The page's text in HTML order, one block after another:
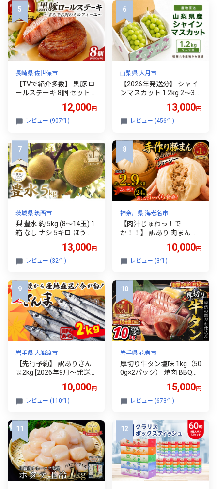
だら 鱈 タラ 魚 西京焼き
西京漬 西京やき 冷凍 厳選
鮮魚 漬け魚 漬魚 新鮮 小分
け 人気返礼品 おかず おつ
まみ お酒のあて 家計応援
10000円 魚喜 神奈川 湘南
藤沢
長崎県 佐世保市
【TVで紹介多数】 黒豚 ロ
ールステーキ 8個 セット
職人 厳選 無添加 小分け オ
リジナル ポーク ステーキ
豊味館 長崎県 佐世保市
12,000円
レビュー (907件)
山梨県 大月市
【2026年発送分】 シャイ
ンマスカット 1.2kg 2～3房
直送 フルーツ ブドウ 果物
ぶどう シャイン マスカッ
13,000円
レビュー (456件)
茨城県 筑西市
梨 豊水 約 5kg (8～14玉) 1
箱 なし ナシ 5キロ ほうす
梨 秀品 あり 贈答用 贈答
酸味 甘み 品種 果肉 果汁
2026年産 先行予約 旬の果
物 旬のフルーツ 高評価 大
人気 おすすめ 特産品 茨城
県産 JA 北つくば 関東 茨
城 筑西
13,000円
レビュー (32件)
神奈川県 海老名市
【肉汁じゅわっ！で
か！！】 訳あり 肉まん 冷
作り 簡単調理 レンチン 中
華 まん 中華まん 冷凍肉ま
ず 食品 冷凍食品 おつまみ
おやつ パン 蒸し 海老名SA
業務用 おすすめ 人気 1000
0円 1万円 神奈川 海老名
10,000円
レビュー (3件)
岩手県 大船渡市
【先行予約】 訳ありさん
ま2kg [2026年9月～発送予
ashimi FISH 魚 新鮮 ごはん
夕飯 おかず おつまみ 晩酌
ース 番組 大船渡 大船渡市
三陸 被災 震災 火災 支援
応援 岩手県 国産 大船渡応
援 【東北超歌手】
10,000円
レビュー (110件)
岩手県 花巻市
厚切り牛タン塩味 1kg（50
0g×2パック） 焼肉 BBQ
15,000円
レビュー (673件)